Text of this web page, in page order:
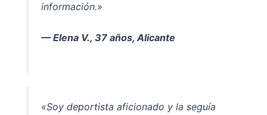
información.»
— Elena V., 37 años, Alicante
«Soy deportista aficionado y la seguía